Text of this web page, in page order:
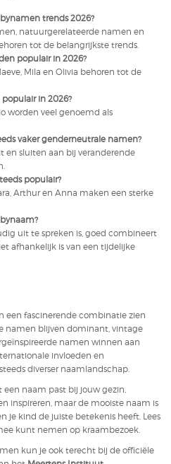
trends 2026?
natuurgerelateerde namen en
tot de belangrijkste trends.
populair in 2026?
Mila en Olivia behoren tot de
in 2026?
worden veel genoemd als
vaker genderneutrale namen?
en sluiten aan bij veranderende
populair?
Arthur en Anna maken een sterke
uit te spreken is, goed combineert
afhankelijk is van een tijdelijke
een fascinerende combinatie zien
namen blijven dominant, vintage
namen winnen aan
invloeden en
diverser naamlandschap.
naam past bij jouw gezin,
inspireren, maar de mooiste naam is
je kind de juiste betekenis heeft. Lees
kunt nemen op kraambezoek.
kun je ook terecht bij de officiële